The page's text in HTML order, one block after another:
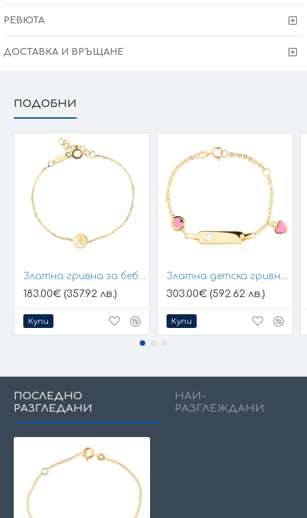
свържем с Вас, за да уточним всички характеристики и
изисквания за изработката.
РЕВЮТА
ДОСТАВКА И ВРЪЩАНЕ
ПОДОБНИ
Златна гривна за бебе с буква
183.00€ (357.92 лв.)
Купи
Златна детска гривна Baby Heart
303.00€ (592.62 лв.)
Купи
ПОСЛЕДНО
РАЗГЛЕДАНИ
НАЙ-
РАЗГЛЕЖДАНИ